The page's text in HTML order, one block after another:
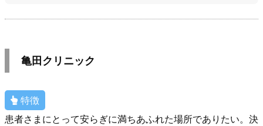
亀田クリニック
特徴
患者さまにとって安らぎに満ちあふれた場所でありたい。決